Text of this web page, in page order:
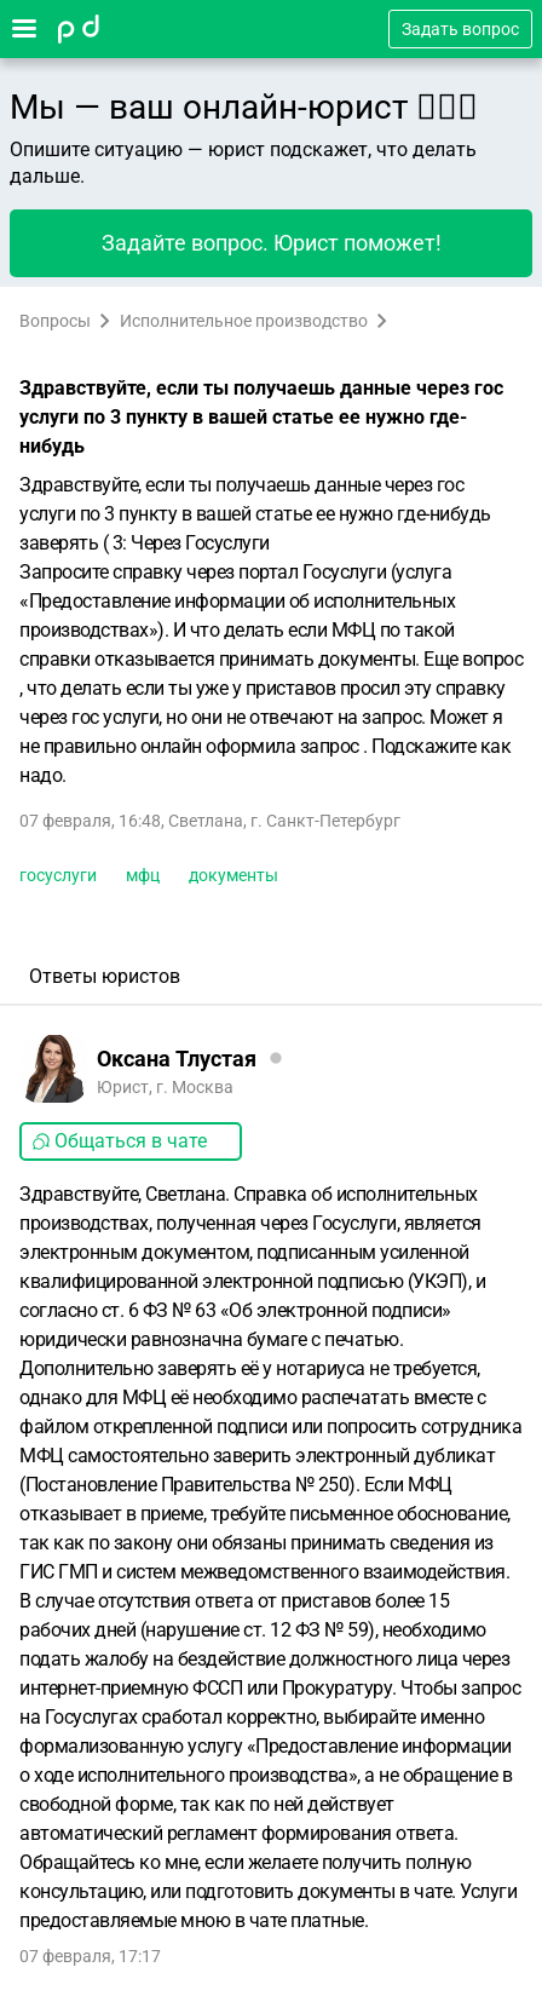
Задать вопрос
Мы — ваш онлайн-юрист 👨🏻‍⚖️
Опишите ситуацию — юрист подскажет, что делать
дальше.
Задайте вопрос. Юрист поможет!
Вопросы Исполнительное производство
Здравствуйте, если ты получаешь данные через гос
услуги по 3 пункту в вашей статье ее нужно где-
нибудь
Здравствуйте, если ты получаешь данные через гос
услуги по 3 пункту в вашей статье ее нужно где-нибудь
заверять ( 3: Через Госуслуги
Запросите справку через портал Госуслуги (услуга
«Предоставление информации об исполнительных
производствах»). И что делать если МФЦ по такой
справки отказывается принимать документы. Еще вопрос
, что делать если ты уже у приставов просил эту справку
через гос услуги, но они не отвечают на запрос. Может я
не правильно онлайн оформила запрос . Подскажите как
надо.
07 февраля, 16:48, Светлана, г. Санкт-Петербург
госуслуги мфц документы
Ответы юристов
Оксана Тлустая
Юрист, г. Москва
Общаться в чате
Здравствуйте, Светлана. Справка об исполнительных
производствах, полученная через Госуслуги, является
электронным документом, подписанным усиленной
квалифицированной электронной подписью (УКЭП), и
согласно ст. 6 ФЗ № 63 «Об электронной подписи»
юридически равнозначна бумаге с печатью.
Дополнительно заверять её у нотариуса не требуется,
однако для МФЦ её необходимо распечатать вместе с
файлом открепленной подписи или попросить сотрудника
МФЦ самостоятельно заверить электронный дубликат
(Постановление Правительства № 250). Если МФЦ
отказывает в приеме, требуйте письменное обоснование,
так как по закону они обязаны принимать сведения из
ГИС ГМП и систем межведомственного взаимодействия.
В случае отсутствия ответа от приставов более 15
рабочих дней (нарушение ст. 12 ФЗ № 59), необходимо
подать жалобу на бездействие должностного лица через
интернет-приемную ФССП или Прокуратуру. Чтобы запрос
на Госуслугах сработал корректно, выбирайте именно
формализованную услугу «Предоставление информации
о ходе исполнительного производства», а не обращение в
свободной форме, так как по ней действует
автоматический регламент формирования ответа.
Обращайтесь ко мне, если желаете получить полную
консультацию, или подготовить документы в чате. Услуги
предоставляемые мною в чате платные.
07 февраля, 17:17